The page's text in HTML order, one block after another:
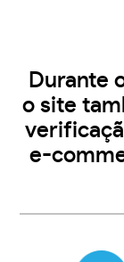
Durante
o site
e-